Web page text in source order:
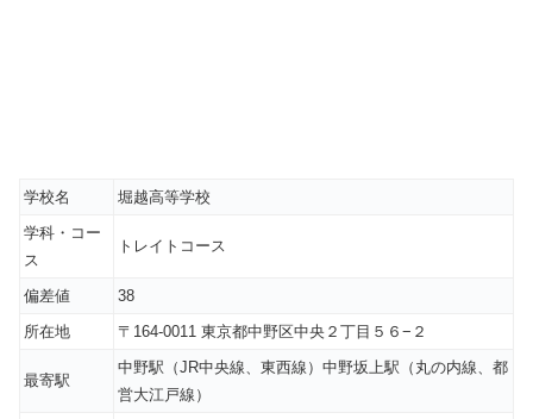
学校名
堀越高等学校
学科・コー
ス
トレイトコース
偏差値
38
所在地
〒164-0011 東京都中野区中央２丁目５６−２
最寄駅
中野駅（JR中央線、東西線） 中野坂上駅（丸の内線、都
営大江戸線）